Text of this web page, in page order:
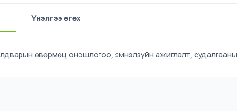
Үнэлгээ өгөх
өвөрмөц оношлогоо, эмнэлзүйн ажиглалт,